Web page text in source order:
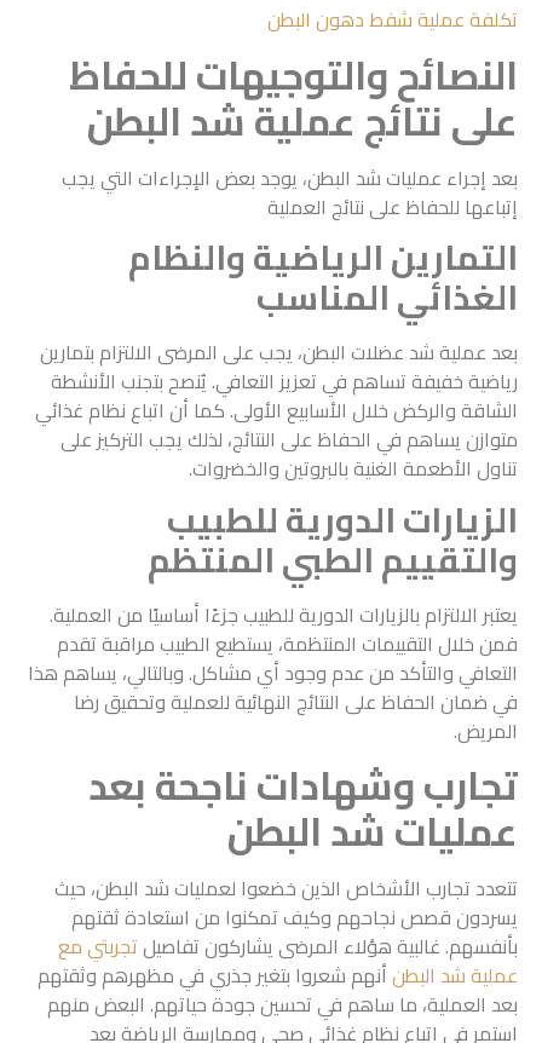
تكلفة عملية شفط دهون البطن
النصائح والتوجيهات للحفاظ
على نتائج عملية شد البطن
بعد إجراء عمليات شد البطن، يوجد بعض الإجراءات التي يجب
إتباعها للحفاظ على نتائج العملية
التمارين الرياضية والنظام
الغذائي المناسب
بعد عملية شد عضلات البطن، يجب على المرضى الالتزام بتمارين
رياضية خفيفة تساهم في تعزيز التعافي. يُنصح بتجنب الأنشطة
الشاقة والركض خلال الأسابيع الأولى. كما أن اتباع نظام غذائي
متوازن يساهم في الحفاظ على النتائج، لذلك يجب التركيز على
تناول الأطعمة الغنية بالبروتين والخضروات.
الزيارات الدورية للطبيب
والتقييم الطبي المنتظم
يعتبر الالتزام بالزيارات الدورية للطبيب جزءًا أساسيًا من العملية.
فمن خلال التقييمات المنتظمة، يستطيع الطبيب مراقبة تقدم
التعافي والتأكد من عدم وجود أي مشاكل. وبالتالي، يساهم هذا
في ضمان الحفاظ على النتائج النهائية للعملية وتحقيق رضا
المريض.
تجارب وشهادات ناجحة بعد
عمليات شد البطن
تتعدد تجارب الأشخاص الذين خضعوا لعمليات شد البطن، حيث
يسردون قصص نجاحهم وكيف تمكنوا من استعادة ثقتهم
بأنفسهم. غالبية هؤلاء المرضى يشاركون تفاصيلتجربتي مع
عملية شد البطنأنهم شعروا بتغير جذري في مظهرهم وثقتهم
بعد العملية، ما ساهم في تحسين جودة حياتهم. البعض منهم
استمر في اتباع نظام غذائي صحي وممارسة الرياضة بعد